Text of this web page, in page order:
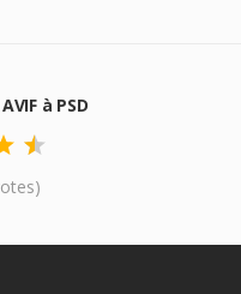
à PSD